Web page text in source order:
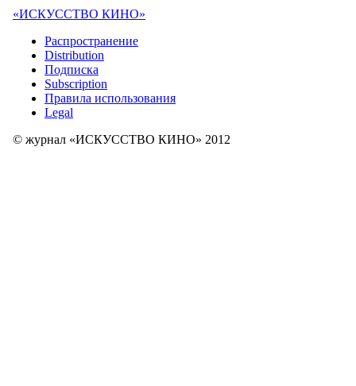
«ИСКУССТВО КИНО»
Распространение
Distribution
Подписка
Subscription
Правила использования
Legal
© журнал «ИСКУССТВО КИНО» 2012